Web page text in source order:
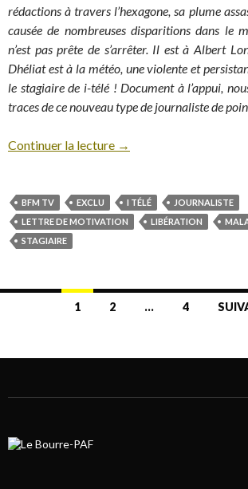
rédactions à travers l’hexagone, sa plume
causée de nombreuses disparitions dans le
n’est pas prête de s’arrêter. Il est à Albert
Dhéliat est à la météo, une violente et
le stagiaire de i-télé ! Document à l’appui,
traces de ce nouveau type de journaliste de
Continuer la lecture →
BFM TV EXCLU I TÉLÉ
JOURNALISTE
LETTRE DE MOTIVATION
LIBÉRATION
STAGIAIRE
1 2 … 4